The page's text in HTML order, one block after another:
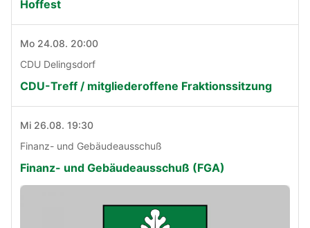
Hoffest
Mo 24.08. 20:00
CDU Delingsdorf
CDU-Treff / mitgliederoffene Fraktionssitzung
Mi 26.08. 19:30
Finanz- und Gebäudeausschuß
Finanz- und Gebäudeausschuß (FGA)